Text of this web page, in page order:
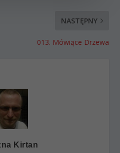
NASTĘPNY
013. Mówiące Drzewa
Kirtan